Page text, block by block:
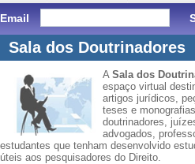
Email
Sala dos Doutrinadores
A Sala dos
espaço virtual
artigos jurídicos,
teses e
doutrinadores,
advogados,
estudantes que tenham desenvolvido
úteis aos pesquisadores do Direito.